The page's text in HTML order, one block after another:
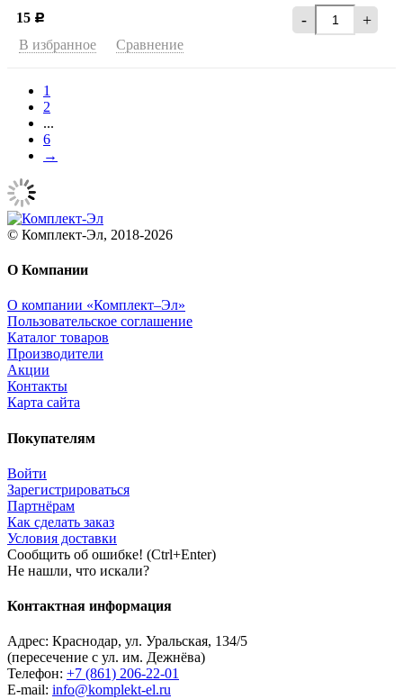
15 Р - +
В избранное Сравнение
1
2
...
6
→
© Комплект-Эл, 2018-2026
О Компании
О компании «Комплект–Эл»
Пользовательское соглашение
Каталог товаров
Производители
Акции
Контакты
Карта сайта
Покупателям
Войти
Зарегистрироваться
Партнёрам
Как сделать заказ
Условия доставки
Сообщить об ошибке! (Ctrl+Enter)
Не нашли, что искали?
Контактная информация
Адрес: Краснодар, ул. Уральская, 134/5
(пересечение с ул. им. Дежнёва)
Телефон: +7 (861) 206-22-01
E-mail: info@komplekt-el.ru